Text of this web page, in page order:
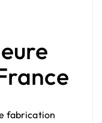
fabrication